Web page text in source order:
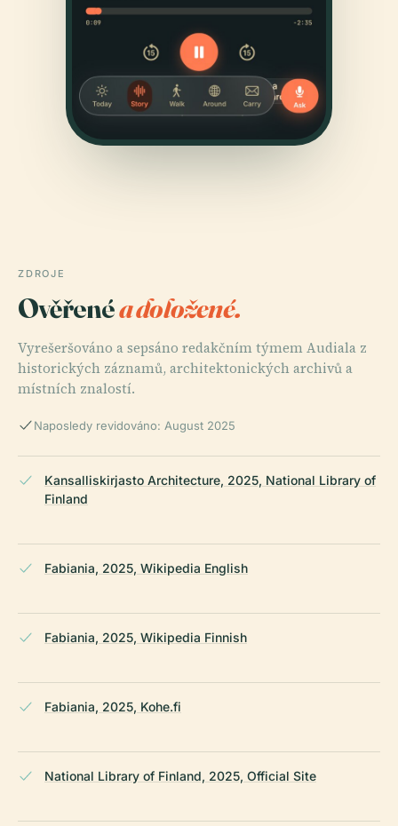
ZDROJE
Ověřenéa doložené.
Vyrešeršováno a sepsáno redakčním týmem Audiala z
historických záznamů, architektonických archivů a
místních znalostí.
Naposledy revidováno: August 2025
Kansalliskirjasto Architecture, 2025, National Library of
Finland
Fabiania, 2025, Wikipedia English
Fabiania, 2025, Wikipedia Finnish
Fabiania, 2025, Kohe.fi
National Library of Finland, 2025, Official Site